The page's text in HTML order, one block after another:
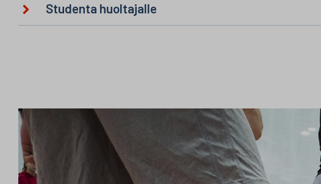
Studenta huoltajalle